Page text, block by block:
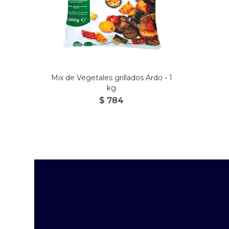
Mix de Vegetales grillados Ardo - 1
kg
$ 784